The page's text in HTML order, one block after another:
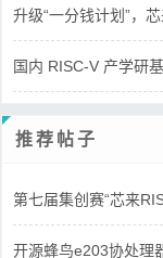
升级“一分钱计划”，
国内 RISC-V 产学研
推荐帖子
第七届集创赛“芯来
开源蜂鸟e203协处理